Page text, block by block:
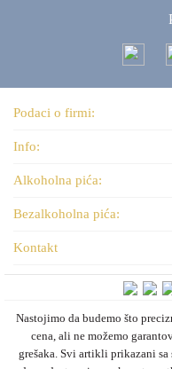
Podaci o firmi:
Info:
Alkoholna pića:
Bezalkoholna pića:
Kontakt
Nastojimo da budemo što
cena, ali ne možemo
grešaka. Svi artikli prikazani sa